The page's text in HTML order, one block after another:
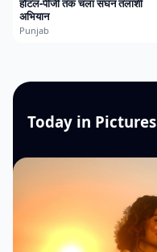
होटल-पीजी तक चला सघन तलाशी
अभियान
Punjab
Today in Pictures